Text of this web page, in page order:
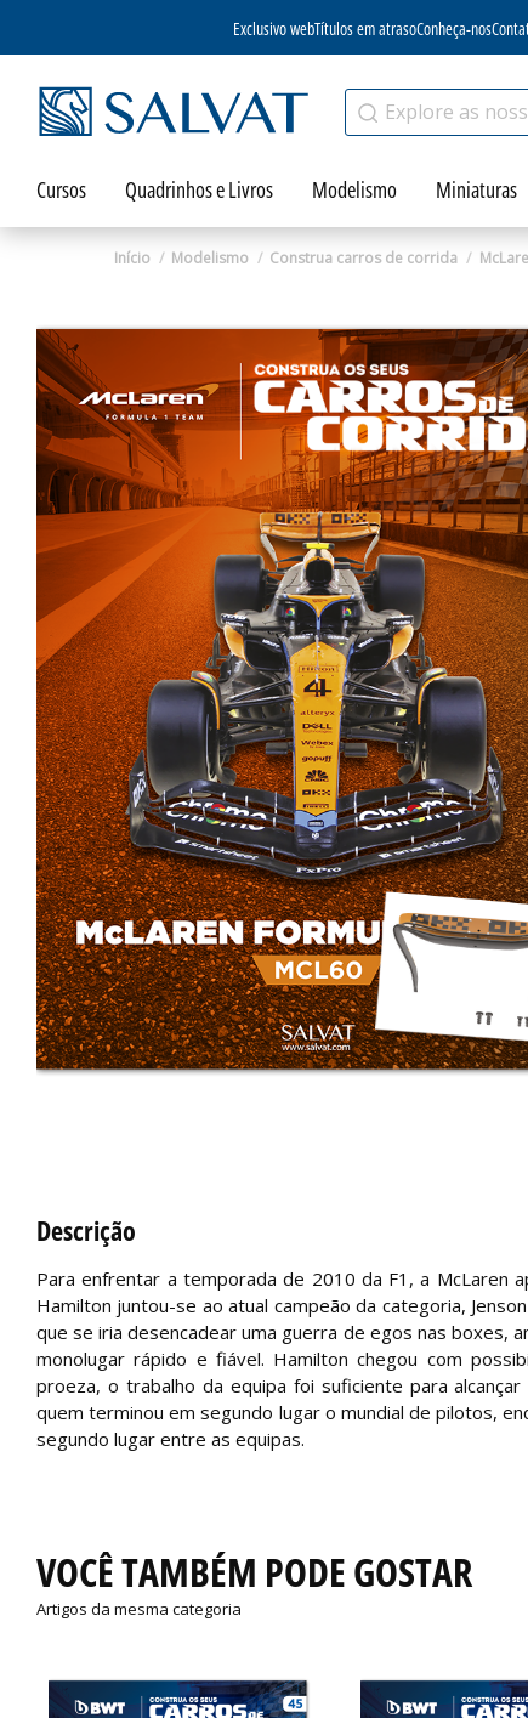
Exclusivo webTítulos em atrasoConheça-nos
Cursos Quadrinhos e Livros Modelismo Miniaturas
Início Modelismo Construa carros de corrida
Descrição
Para enfrentar a temporada de 2010 da F1, a McLaren
Hamilton juntou-se ao atual campeão da categoria,
que se iria desencadear uma guerra de egos nas boxes,
monolugar rápido e fiável. Hamilton chegou com
proeza, o trabalho da equipa foi suficiente para
quem terminou em segundo lugar o mundial de pilotos,
segundo lugar entre as equipas.
VOCÊ TAMBÉM PODE GOSTAR
Artigos da mesma categoria